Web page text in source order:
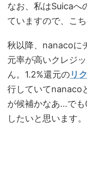
なお、私はSuicaへ
ていますので、こ
秋以降、nanacoに
元率が高いクレジ
ん。1.2%還元のリ
行していてnanaco
が候補かなあ…で
したいと思います。